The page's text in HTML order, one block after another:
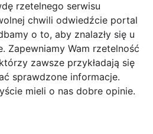
rzetelnego serwisu
chwili odwiedźcie portal
o to, aby znalazły się u
Zapewniamy Wam rzetelność
zawsze przykładają się
sprawdzone informacje.
mieli o nas dobre opinie.